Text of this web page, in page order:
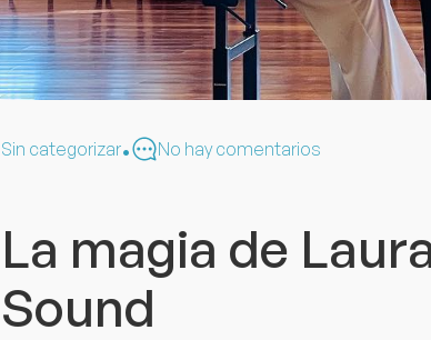
Sin categorizar• No hay comentarios
La magia de
Sound